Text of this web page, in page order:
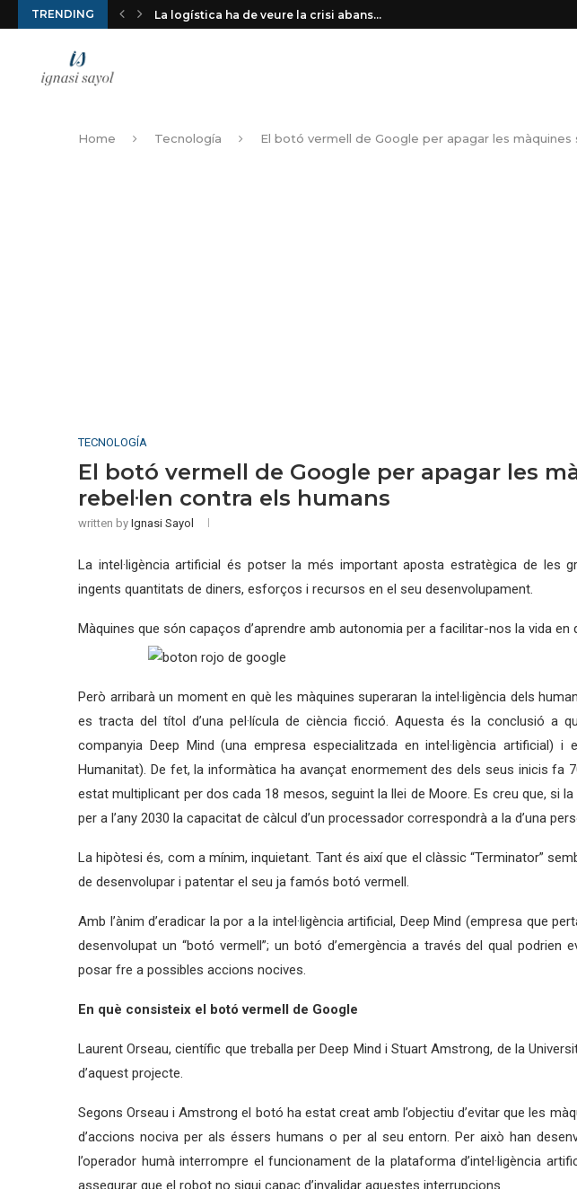
TRENDING La logística ha de veure la crisi abans...
Home Tecnología El botó vermell de Google per apagar les màquines
TECNOLOGÍA
El botó vermell de Google per apagar les
rebel·len contra els humans
written by Ignasi Sayol
La intel·ligència artificial és potser la més important aposta estratègica de les
ingents quantitats de diners, esforços i recursos en el seu desenvolupament.
Màquines que són capaços d’aprendre amb autonomia per a facilitar-nos la vida en
Però arribarà un moment en què les màquines superaran la intel·ligència dels
es tracta del títol d’una pel·lícula de ciència ficció. Aquesta és la conclusió a
companyia Deep Mind (una empresa especialitzada en intel·ligència artificial)
Humanitat). De fet, la informàtica ha avançat enormement des dels seus inicis fa
estat multiplicant per dos cada 18 mesos, seguint la llei de Moore. Es creu que, si
per a l’any 2030 la capacitat de càlcul d’un processador correspondrà a la d’una
La hipòtesi és, com a mínim, inquietant. Tant és així que el clàssic “Terminator”
de desenvolupar i patentar el seu ja famós botó vermell.
Amb l’ànim d’eradicar la por a la intel·ligència artificial, Deep Mind (empresa que
desenvolupat un “botó vermell”; un botó d’emergència a través del qual podrien
posar fre a possibles accions nocives.
En què consisteix el botó vermell de Google
Laurent Orseau, científic que treballa per Deep Mind i Stuart Amstrong, de la
d’aquest projecte.
Segons Orseau i Amstrong el botó ha estat creat amb l’objectiu d’evitar que les
d’accions nociva per als éssers humans o per al seu entorn. Per això han
l’operador humà interrompre el funcionament de la plataforma d’intel·ligència
assegurar que el robot no sigui capaç d’invalidar aquestes interrupcions.